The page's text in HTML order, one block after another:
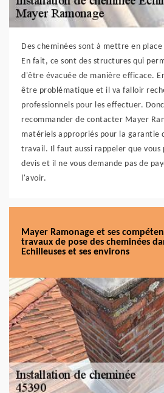
Des cheminées sont à mettre en place
En fait, ce sont des structures qui
d'être évacuée de manière efficace.
être problématique et il va falloir
professionnels pour les effectuer.
recommander de contacter Mayer
matériels appropriés pour la garantie
travail. Il faut aussi rappeler que vous
devis et il ne vous demande pas de
l'avoir.
Mayer Ramonage et ses
travaux de pose des cheminées
Echilleuses et ses environs